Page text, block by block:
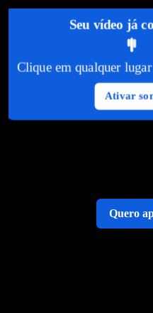
Seu vídeo já
Clique em qualquer
Ativar
Quero